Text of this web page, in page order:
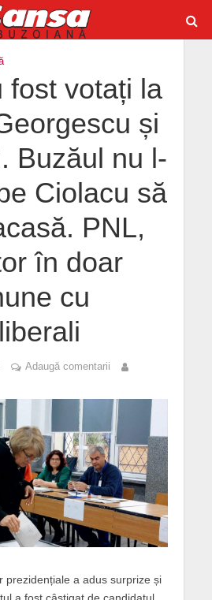
fost votați la
și
Buzăul nu l-
Ciolacu să
PNL,
în doar
cu
Adaugă comentarii
prezidențiale a adus surprize și